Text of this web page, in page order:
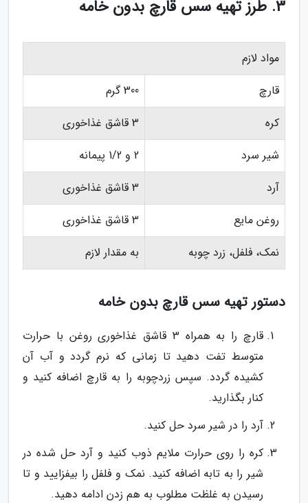
3. طرز تهیه سس قارچ بدون خامه
مواد لازم
قارچ
300 گرم
کره
3 قاشق غذاخوری
شیر سرد
2 و 1/2 پیمانه
آرد
3 قاشق غذاخوری
روغن مایع
3 قاشق غذاخوری
نمک، فلفل، زرد چوبه
به مقدار لازم
دستور تهیه سس قارچ بدون خامه
قارچ را به همراه 3 قاشق غذاخوری روغن با حرارت
متوسط تفت دهید تا زمانی که نرم گردد و آب آن
کشیده گردد. سپس زردچوبه را به قارچ اضافه کنید و
کنار بگذارید.
آرد را در شیر سرد حل کنید.
کره را روی حرارت ملایم ذوب کنید و آرد حل شده در
شیر را به تابه اضافه کنید. نمک و فلفل را بیفزایید و تا
رسیدن به غلظت مطلوب به هم زدن ادامه دهید.